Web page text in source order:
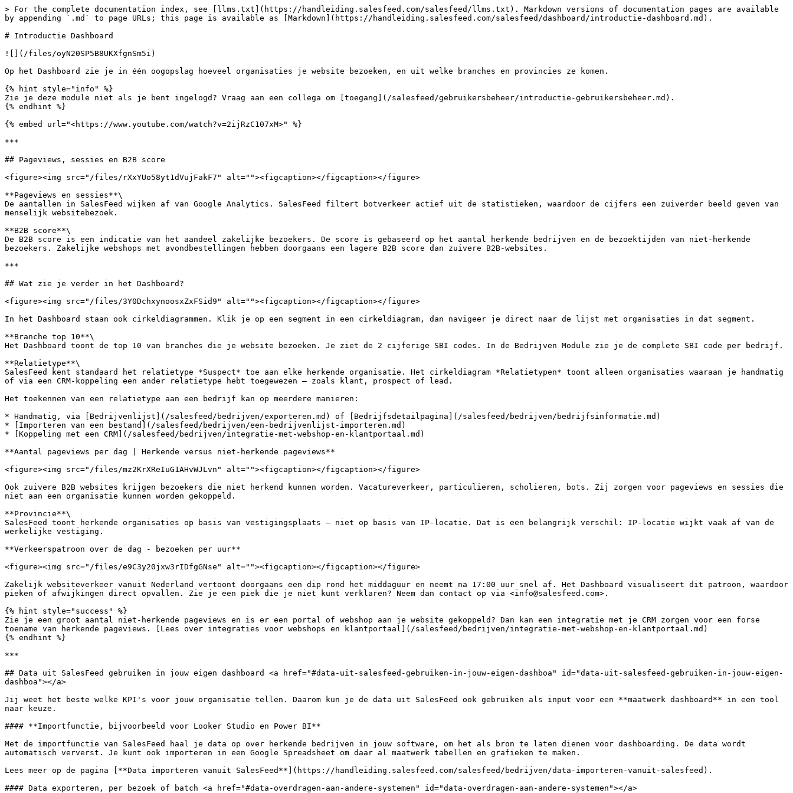
> For the complete documentation index, see [llms.txt](https://handleiding.salesfeed.com/salesfeed/llms.txt). Markdown versions of documentation pages are available
by appending `.md` to page URLs; this page is available as [Markdown](https://handleiding.salesfeed.com/salesfeed/dashboard/introductie-dashboard.md).
# Introductie Dashboard
![](/files/oyN20SP5B8UKXfgnSm5i)
Op het Dashboard zie je in één oogopslag hoeveel organisaties je website bezoeken, en uit welke branches en provincies ze komen.
{% hint style="info" %}
Zie je deze module niet als je bent ingelogd? Vraag aan een collega om [toegang](/salesfeed/gebruikersbeheer/introductie-gebruikersbeheer.md).
{% endhint %}
{% embed url="<https://www.youtube.com/watch?v=2ijRzC107xM>" %}
***
## Pageviews, sessies en B2B score
<figure><img src="/files/rXxYUo58yt1dVujFakF7" alt=""><figcaption></figcaption></figure>
**Pageviews en sessies**\
De aantallen in SalesFeed wijken af van Google Analytics. SalesFeed filtert botverkeer actief uit de statistieken, waardoor de cijfers een zuiverder beeld geven van
menselijk websitebezoek.
**B2B score**\
De B2B score is een indicatie van het aandeel zakelijke bezoekers. De score is gebaseerd op het aantal herkende bedrijven en de bezoektijden van niet-herkende
bezoekers. Zakelijke webshops met avondbestellingen hebben doorgaans een lagere B2B score dan zuivere B2B-websites.
***
## Wat zie je verder in het Dashboard?
<figure><img src="/files/3Y0DchxynoosxZxFSid9" alt=""><figcaption></figcaption></figure>
In het Dashboard staan ook cirkeldiagrammen. Klik je op een segment in een cirkeldiagram, dan navigeer je direct naar de lijst met organisaties in dat segment.
**Branche top 10**\
Het Dashboard toont de top 10 van branches die je website bezoeken. Je ziet de 2 cijferige SBI codes. In de Bedrijven Module zie je de complete SBI code per bedrijf.
**Relatietype**\
SalesFeed kent standaard het relatietype *Suspect* toe aan elke herkende organisatie. Het cirkeldiagram *Relatietypen* toont alleen organisaties waaraan je handmatig
of via een CRM-koppeling een ander relatietype hebt toegewezen — zoals klant, prospect of lead.
Het toekennen van een relatietype aan een bedrijf kan op meerdere manieren:
* Handmatig, via [Bedrijvenlijst](/salesfeed/bedrijven/exporteren.md) of [Bedrijfsdetailpagina](/salesfeed/bedrijven/bedrijfsinformatie.md)
* [Importeren van een bestand](/salesfeed/bedrijven/een-bedrijvenlijst-importeren.md)
* [Koppeling met een CRM](/salesfeed/bedrijven/integratie-met-webshop-en-klantportaal.md)
**Aantal pageviews per dag | Herkende versus niet-herkende pageviews**
<figure><img src="/files/mz2KrXReIuG1AHvWJLvn" alt=""><figcaption></figcaption></figure>
Ook zuivere B2B websites krijgen bezoekers die niet herkend kunnen worden. Vacatureverkeer, particulieren, scholieren, bots. Zij zorgen voor pageviews en sessies die
niet aan een organisatie kunnen worden gekoppeld.
**Provincie**\
SalesFeed toont herkende organisaties op basis van vestigingsplaats — niet op basis van IP-locatie. Dat is een belangrijk verschil: IP-locatie wijkt vaak af van de
werkelijke vestiging.
**Verkeerspatroon over de dag - bezoeken per uur**
<figure><img src="/files/e9C3y20jxw3rIDfgGNse" alt=""><figcaption></figcaption></figure>
Zakelijk websiteverkeer vanuit Nederland vertoont doorgaans een dip rond het middaguur en neemt na 17:00 uur snel af. Het Dashboard visualiseert dit patroon, waardoor
pieken of afwijkingen direct opvallen. Zie je een piek die je niet kunt verklaren? Neem dan contact op via <info@salesfeed.com>.
{% hint style="success" %}
Zie je een groot aantal niet-herkende pageviews en is er een portal of webshop aan je website gekoppeld? Dan kan een integratie met je CRM zorgen voor een forse
toename van herkende pageviews. [Lees over integraties voor webshops en klantportaal](/salesfeed/bedrijven/integratie-met-webshop-en-klantportaal.md)
{% endhint %}
***
## Data uit SalesFeed gebruiken in jouw eigen dashboard <a href="#data-uit-salesfeed-gebruiken-in-jouw-eigen-dashboa" id="data-uit-salesfeed-gebruiken-in-jouw-eigen-
dashboa"></a>
Jij weet het beste welke KPI's voor jouw organisatie tellen. Daarom kun je de data uit SalesFeed ook gebruiken als input voor een **maatwerk dashboard** in een tool
naar keuze.
#### **Importfunctie, bijvoorbeeld voor Looker Studio en Power BI**
Met de importfunctie van SalesFeed haal je data op over herkende bedrijven in jouw software, om het als bron te laten dienen voor dashboarding. De data wordt
automatisch ververst. Je kunt ook importeren in een Google Spreadsheet om daar al maatwerk tabellen en grafieken te maken.
Lees meer op de pagina [**Data importeren vanuit SalesFeed**](https://handleiding.salesfeed.com/salesfeed/bedrijven/data-importeren-vanuit-salesfeed).
#### Data exporteren, per bezoek of batch <a href="#data-overdragen-aan-andere-systemen" id="data-overdragen-aan-andere-systemen"></a>